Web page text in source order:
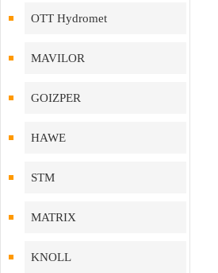
OTT Hydromet
MAVILOR
GOIZPER
HAWE
STM
MATRIX
KNOLL